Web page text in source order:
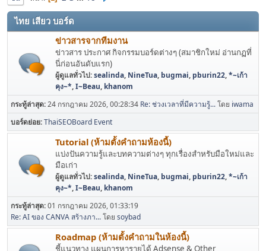
ไทย เสียว บอร์ด
ข่าวสารจากทีมงาน
ข่าวสาร ประกาศ กิจกรรมบอร์ดต่างๆ (สมาชิกใหม่ อ่านกฏที่
นี่ก่อนอันดับแรก)
ผู้ดูแลทั่วไป:sealinda, NineTua, bugmai, pburin22,*~เก้า
คุง~*,I~Beau, khanom
กระทู้ล่าสุด:24 กรกฎาคม 2026, 00:28:34 Re: ช่วงเวลาที่มีความรู้...โดย iwama
บอร์ดย่อย ThaiSEOBoard Event
Tutorial (ห้ามตั้งคำถามห้องนี้)
แบ่งปันความรู้และบทความต่างๆ ทุกเรื่องสำหรับมือใหม่และ
มือเก่า
ผู้ดูแลทั่วไป:sealinda, NineTua, bugmai, pburin22,*~เก้า
คุง~*,I~Beau, khanom
กระทู้ล่าสุด:01 กรกฎาคม 2026, 01:33:19
Re: AI ของ CANVA สร้างภา...โดย soybad
Roadmap (ห้ามตั้งคำถามในห้องนี้)